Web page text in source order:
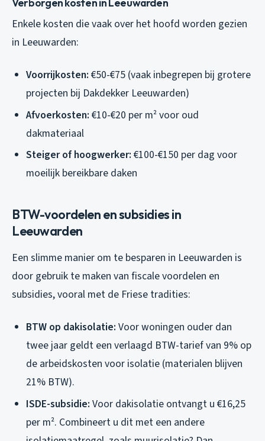
Enkele kosten die vaak over het hoofd worden gezien
in Leeuwarden:
Voorrijkosten: €50-€75 (vaak inbegrepen bij grotere
projecten bij Dakdekker Leeuwarden)
Afvoerkosten: €10-€20 per m² voor oud
dakmateriaal
Steiger of hoogwerker: €100-€150 per dag voor
moeilijk bereikbare daken
BTW-voordelen en subsidies in
Leeuwarden
Een slimme manier om te besparen in Leeuwarden is
door gebruik te maken van fiscale voordelen en
subsidies, vooral met de Friese tradities:
BTW op dakisolatie: Voor woningen ouder dan
twee jaar geldt een verlaagd BTW-tarief van 9% op
de arbeidskosten voor isolatie (materialen blijven
21% BTW).
ISDE-subsidie: Voor dakisolatie ontvangt u €16,25
per m². Combineert u dit met een andere